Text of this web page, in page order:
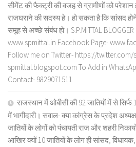
सीमेंट की फैक्ट्री की वजह से ग्रामीणों को परेशान
राजघराने की सदस्य हे। हो सकता है कि सांसद
समूह से अच्छे संबंध हो। S.P.MITTAL
www.spmittal.in Facebook Page-
Follow me on Twitter- https://
spmittal.blogspot.com To Add in
Contact- 9829071511
राजस्थान में ओबीसी की 92 जातियों में से सिर्फ
में भागीदारी। सवाल- क्या कांग्रेस के प्रदेश अध्यक्ष
जातियों के लोगों को पंचायती राज और शहरी
आखिर क्यों 10 जातियों के लोग ही सांसद,